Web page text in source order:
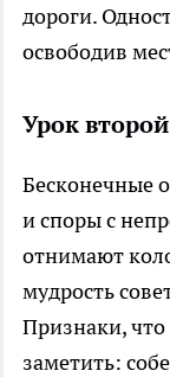
дороги.
освободив
Урок
Бесконечные
и споры с
отнимают
мудрость
Признаки, что
заметить: